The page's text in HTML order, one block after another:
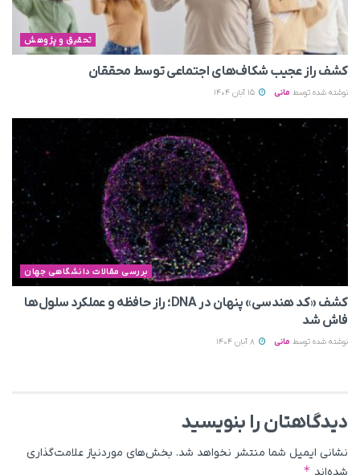
تحقیق و پژوهش
کشف راز عجیب شکاف‌های اجتماعی توسط محققان
نوشته شده توسط مانی
بررسی مقالات دانشگاهی جهان
کشف «کد هندسی» پنهان در DNA؛ راز حافظه و عملکرد سلول‌ها
فاش شد
نوشته شده توسط مانی
دیدگاهتان را بنویسید
نشانی ایمیل شما منتشر نخواهد شد. بخش‌های موردنیاز علامت‌گذاری
*